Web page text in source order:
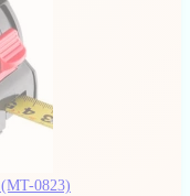
(MT-0823)